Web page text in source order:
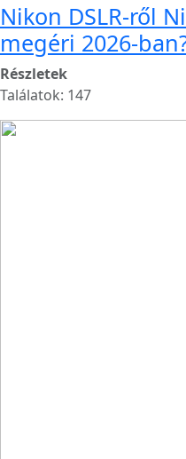
Nikon DSLR-ről
megéri 2026-
Részletek
Találatok: 147